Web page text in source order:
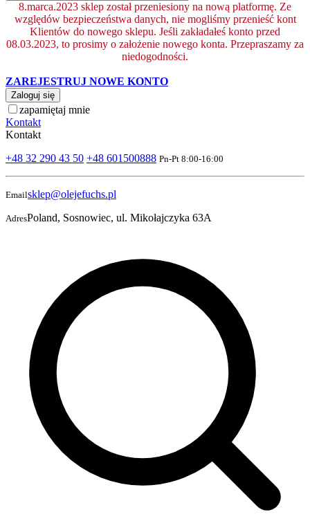
8.marca.2023 sklep został przeniesiony na nową platformę. Ze
względów bezpieczeństwa danych, nie mogliśmy przenieść kont
Klientów do nowego sklepu. Jeśli zakładałeś konto przed
08.03.2023, to prosimy o założenie nowego konta. Przepraszamy za
niedogodności.
ZAREJESTRUJ NOWE KONTO
Zaloguj się
zapamiętaj mnie
Kontakt
Kontakt
+48 32 290 43 50 +48 601500888 Pn-Pt 8:00-16:00
Emailsklep@olejefuchs.pl
AdresPoland, Sosnowiec, ul. Mikołajczyka 63A